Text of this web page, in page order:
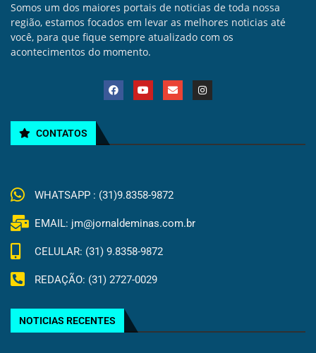
Somos um dos maiores portais de noticias de toda nossa
região, estamos focados em levar as melhores noticias até
você, para que fique sempre atualizado com os
acontecimentos do momento.
CONTATOS
WHATSAPP : (31)9.8358-9872
EMAIL: jm@jornaldeminas.com.br
CELULAR: (31) 9.8358-9872
REDAÇÃO: (31) 2727-0029
NOTICIAS RECENTES